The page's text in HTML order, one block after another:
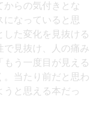
からの気付きとな
になっていると思
した変化を見抜ける
で見抜け、人の痛み
もう一度目が見える
。当たり前だと思わ
と思える本だっ